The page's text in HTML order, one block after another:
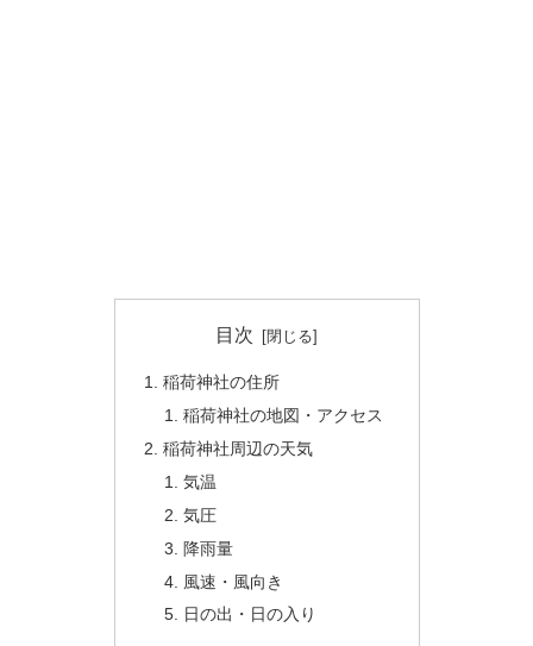
目次
稲荷神社の住所
稲荷神社の地図・アクセス
稲荷神社周辺の天気
気温
気圧
降雨量
風速・風向き
日の出・日の入り